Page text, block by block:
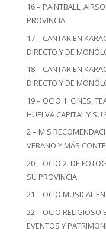
16 – PAINTBALL,
PROVINCIA
17 – CANTAR EN
DIRECTO Y DE
18 – CANTAR EN
DIRECTO Y DE
19 – OCIO 1: CINES,
HUELVA CAPITAL Y SU
2 – MIS
VERANO Y MÁS
20 – OCIO 2: DE
SU PROVINCIA
21 – OCIO MUSICAL
22 – OCIO RELIGIOSO
EVENTOS Y